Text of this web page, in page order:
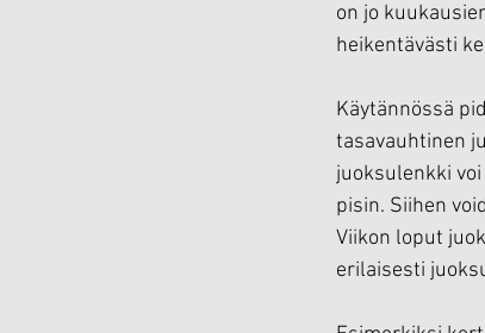
on jo
heikentävästi
Käytännössä
tasavauhtinen
juoksulenkki
pisin. Siihen
Viikon loput
erilaisesti